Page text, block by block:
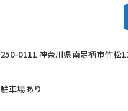
250-0111 神奈川県南足柄市竹松
駐車場あり